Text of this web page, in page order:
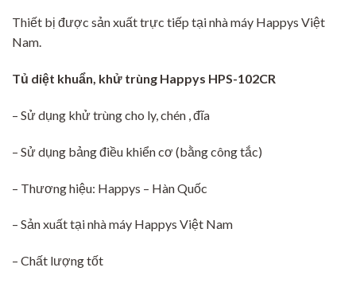
Thiết bị được sản xuất trực tiếp tại nhà máy Happys Việt
Nam.
Tủ diệt khuẩn, khử trùng Happys HPS-102CR
– Sử dụng khử trùng cho ly, chén , đĩa
– Sử dụng bảng điều khiển cơ (bằng công tắc)
– Thương hiệu: Happys – Hàn Quốc
– Sản xuất tại nhà máy Happys Việt Nam
– Chất lượng tốt